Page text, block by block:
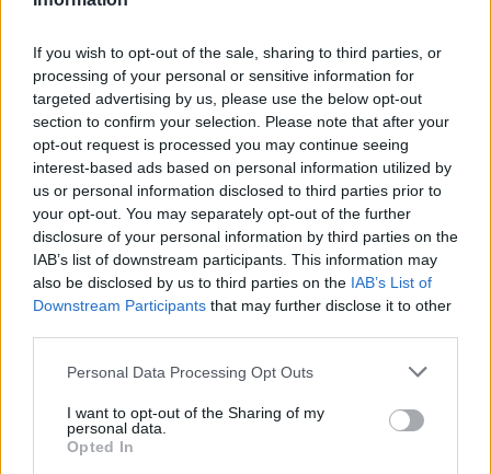
If you wish to opt-out of the sale, sharing to third parties, or
processing of your personal or sensitive information for
targeted advertising by us, please use the below opt-out
section to confirm your selection. Please note that after your
opt-out request is processed you may continue seeing
interest-based ads based on personal information utilized by
us or personal information disclosed to third parties prior to
your opt-out. You may separately opt-out of the further
disclosure of your personal information by third parties on the
IAB’s list of downstream participants. This information may
also be disclosed by us to third parties on the IAB’s List of
Downstream Participants that may further disclose it to other
Personal Data Processing Opt Outs
I want to opt-out of the Sharing of my
personal data.
Opted In
Επιλογές Που Ταιριάζουν
Ανακαλύψτε τα κοσμήματα που αγαπήθηκαν περισσότερο!
Εδώ θα βρείτε τις κορυφαίες επιλογές που ξεχωρίζουν για
το μοναδικό τους στυλ και την εξαιρετική τους ποιότητα.
ΧΡΥΣΌΣ 18 ΚΑΡΑΤΊΩΝ